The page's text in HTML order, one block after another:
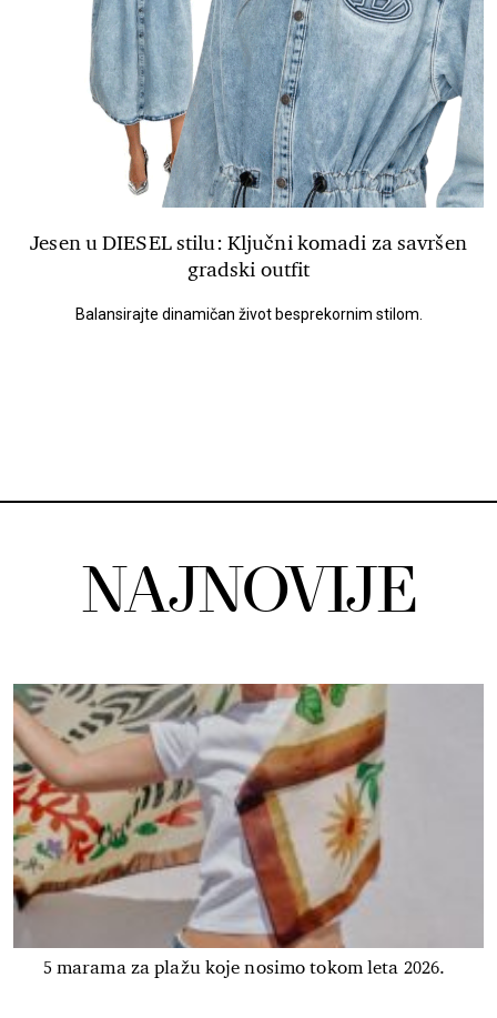
Jesen u DIESEL stilu: Ključni komadi za savršen
gradski outfit
Balansirajte dinamičan život besprekornim stilom.
NAJNOVIJE
5 marama za plažu koje nosimo tokom leta 2026.